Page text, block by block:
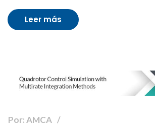
Leer más
Por: AMCA